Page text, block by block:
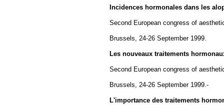
Incidences hormonales dans les
Second European congress of
Brussels, 24-26 September 1999.
Les nouveaux traitements
Second European congress of
Brussels, 24-26 September 1999.-
L'importance des traitements